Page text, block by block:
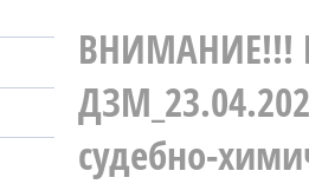
ВНИМАНИЕ!!!
судебно-